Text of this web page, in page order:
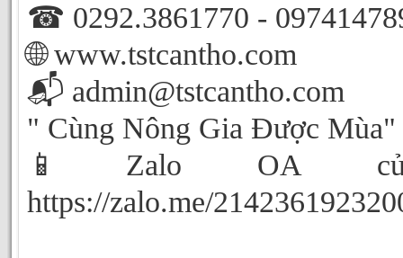
☎ 0292.3861770 -
🌐 www.tstcantho.com
📬 admin@tstcantho.com
" Cùng Nông Gia Được Mùa"
📱Zalo OA
https://zalo.me/